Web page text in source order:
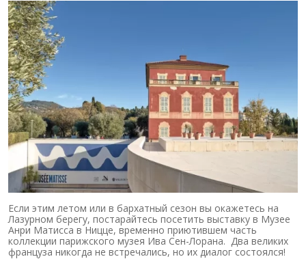
Если этим летом или в бархатный сезон вы окажетесь на
Лазурном берегу, постарайтесь посетить выставку в Музее
Анри Матисса в Ницце, временно приютившем часть
коллекции парижского музея Ива Сен-Лорана. Два великих
француза никогда не встречались, но их диалог состоялся!